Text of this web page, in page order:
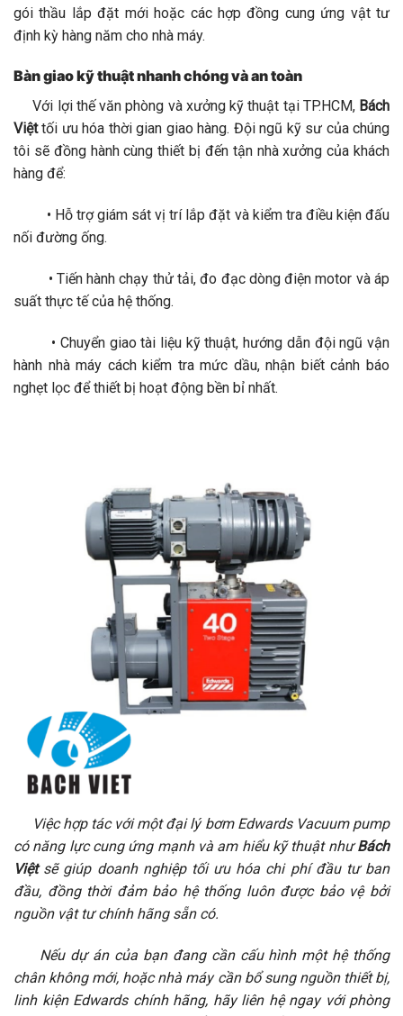
gói thầu lắp đặt mới hoặc các hợp đồng cung ứng vật tư
định kỳ hàng năm cho nhà máy.
Bàn giao kỹ thuật nhanh chóng và an toàn
Với lợi thế văn phòng và xưởng kỹ thuật tại TP.HCM, Bách
Việttối ưu hóa thời gian giao hàng. Đội ngũ kỹ sư của chúng
tôi sẽ đồng hành cùng thiết bị đến tận nhà xưởng của khách
hàng để:
• Hỗ trợ giám sát vị trí lắp đặt và kiểm tra điều kiện đấu
nối đường ống.
• Tiến hành chạy thử tải, đo đạc dòng điện motor và áp
suất thực tế của hệ thống.
• Chuyển giao tài liệu kỹ thuật, hướng dẫn đội ngũ vận
hành nhà máy cách kiểm tra mức dầu, nhận biết cảnh báo
nghẹt lọc để thiết bị hoạt động bền bỉ nhất.
Việc hợp tác với một đại lý bơm Edwards Vacuum pump
có năng lực cung ứng mạnh và am hiểu kỹ thuật nhưBách
Việtsẽ giúp doanh nghiệp tối ưu hóa chi phí đầu tư ban
đầu, đồng thời đảm bảo hệ thống luôn được bảo vệ bởi
nguồn vật tư chính hãng sẵn có.
Nếu dự án của bạn đang cần cấu hình một hệ thống
chân không mới, hoặc nhà máy cần bổ sung nguồn thiết bị,
linh kiện Edwards chính hãng, hãy liên hệ ngay với phòng